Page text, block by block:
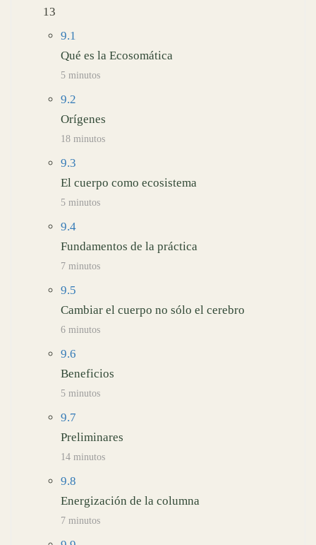
13
9.1
Qué es la Ecosomática
5 minutos
9.2
Orígenes
18 minutos
9.3
El cuerpo como ecosistema
5 minutos
9.4
Fundamentos de la práctica
7 minutos
9.5
Cambiar el cuerpo no sólo el cerebro
6 minutos
9.6
Beneficios
5 minutos
9.7
Preliminares
14 minutos
9.8
Energización de la columna
7 minutos